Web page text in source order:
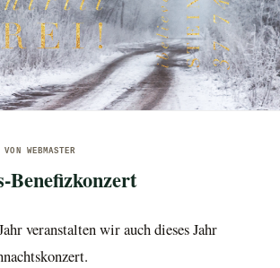
VON WEBMASTER
Benefizkonzert
veranstalten wir auch dieses Jahr